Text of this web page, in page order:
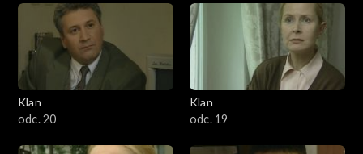
Klan
odc. 20
Klan
odc. 19